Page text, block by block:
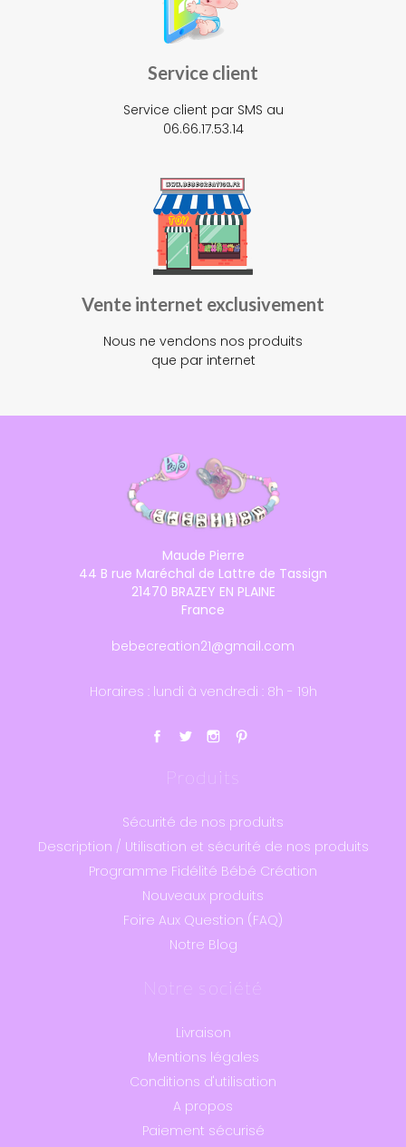
Service client
Service client par SMS au
06.66.17.53.14
Vente internet exclusivement
Nous ne vendons nos produits
que par internet
Maude Pierre
44 B rue Maréchal de Lattre de Tassign
21470 BRAZEY EN PLAINE
France
bebecreation21@gmail.com
Horaires : lundi à vendredi : 8h - 19h
Produits
Sécurité de nos produits
Description / Utilisation et sécurité de nos produits
Programme Fidélité Bébé Création
Nouveaux produits
Foire Aux Question (FAQ)
Notre Blog
Notre société
Livraison
Mentions légales
Conditions d'utilisation
A propos
Paiement sécurisé